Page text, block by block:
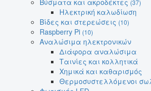
(37)
Ηλεκτρική καλωδίωση
Βίδες και στερεώσεις (10)
Raspberry Pi (10)
Αναλώσιμα ηλεκτρονικών
Διάφορα αναλώσιμα
Ταινίες και κολλητικά
Χημικά και καθαρισμός
Θερμοσυστελλόμενοι